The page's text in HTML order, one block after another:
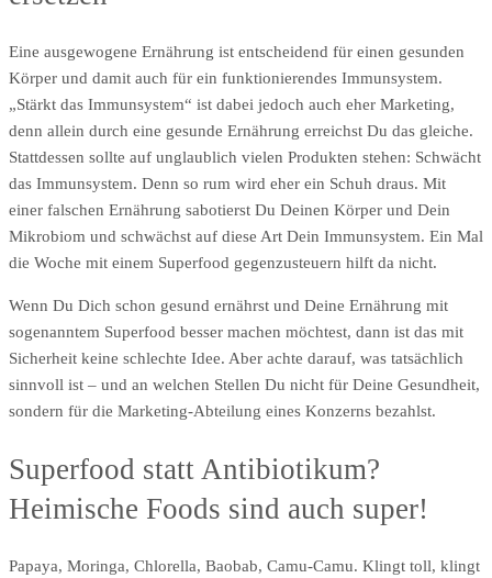
Eine ausgewogene Ernährung ist entscheidend für einen gesunden
Körper und damit auch für ein funktionierendes Immunsystem.
„Stärkt das Immunsystem“ ist dabei jedoch auch eher Marketing,
denn allein durch eine gesunde Ernährung erreichst Du das gleiche.
Stattdessen sollte auf unglaublich vielen Produkten stehen: Schwächt
das Immunsystem. Denn so rum wird eher ein Schuh draus. Mit
einer falschen Ernährung sabotierst Du Deinen Körper und Dein
Mikrobiom und schwächst auf diese Art Dein Immunsystem. Ein Mal
die Woche mit einem Superfood gegenzusteuern hilft da nicht.
Wenn Du Dich schon gesund ernährst und Deine Ernährung mit
sogenanntem Superfood besser machen möchtest, dann ist das mit
Sicherheit keine schlechte Idee. Aber achte darauf, was tatsächlich
sinnvoll ist – und an welchen Stellen Du nicht für Deine Gesundheit,
sondern für die Marketing-Abteilung eines Konzerns bezahlst.
Superfood statt Antibiotikum?
Heimische Foods sind auch super!
Papaya, Moringa, Chlorella, Baobab, Camu-Camu. Klingt toll, klingt